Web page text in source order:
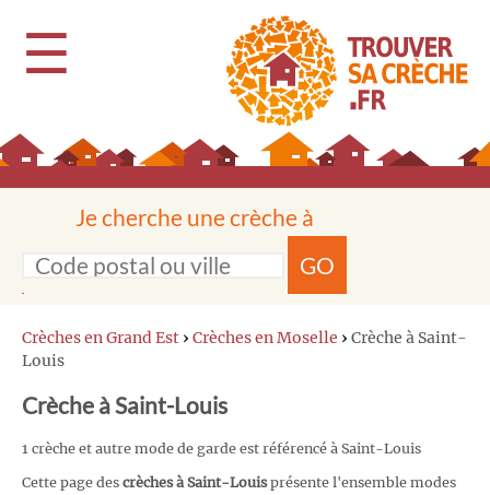
☰
Je cherche une crèche à
GO
Crèches en Grand Est › Crèches en Moselle › Crèche à Saint-
Louis
Crèche à Saint-Louis
1 crèche et autre mode de garde est référencé à Saint-Louis
Cette page des crèches à Saint-Louisprésente l'ensemble modes